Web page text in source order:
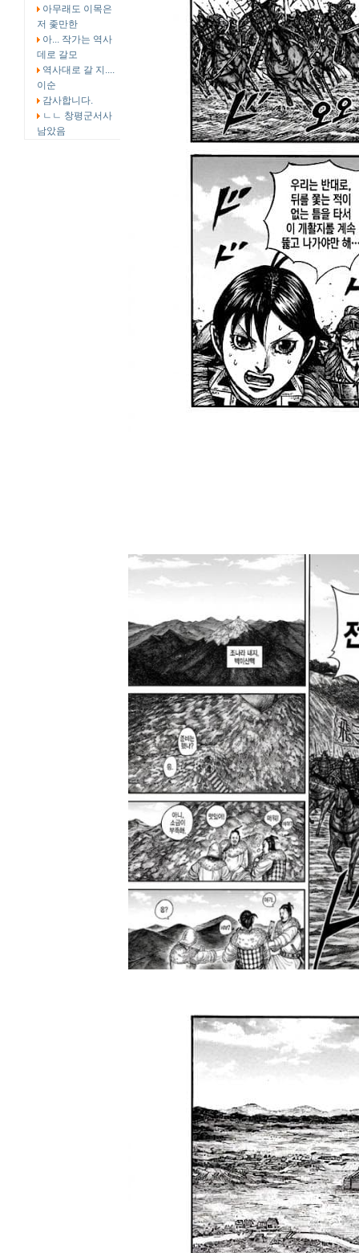
아무래도 이목은
저 좇만한
아... 작가는 역사
데로 갈모
역사대로 갈 지....
이순
감사합니다.
ㄴㄴ 창평군서사
남았음